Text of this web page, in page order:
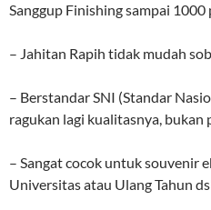
Sanggup Finishing sampai 1000
– Jahitan Rapih tidak mudah
– Berstandar SNI (Standar
ragukan lagi kualitasnya, bukan
– Sangat cocok untuk souvenir
Universitas atau Ulang Tahun